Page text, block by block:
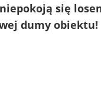
się
dumy obiektu!